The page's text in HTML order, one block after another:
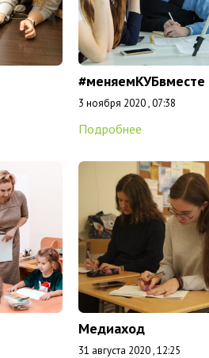
#меняемКУБвместе
3 ноября 2020 , 07:38
Подробнее
Медиаход
31 августа 2020 , 12:25